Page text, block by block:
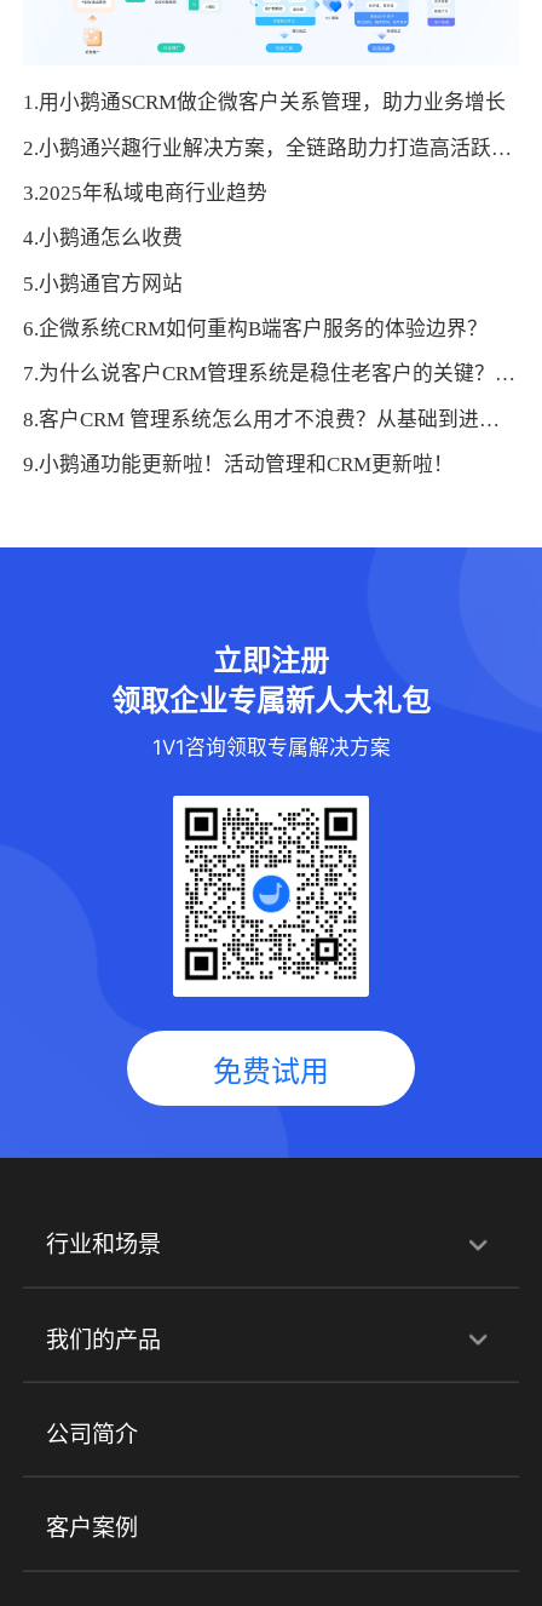
1.用小鹅通SCRM做企微客户关系管理，助力业务增长
2.小鹅通兴趣行业解决方案，全链路助力打造高活跃用户生态！
3.2025年私域电商行业趋势
4.小鹅通怎么收费
5.小鹅通官方网站
6.企微系统CRM如何重构B端客户服务的体验边界？
7.为什么说客户CRM管理系统是稳住老客户的关键？答案藏在细节
8.客户CRM 管理系统怎么用才不浪费？从基础到进阶的思路
9.小鹅通功能更新啦！活动管理和CRM更新啦！
立即注册
领取企业专属新人大礼包
1V1咨询领取专属解决方案
免费试用
行业和场景
行业解决方案
培训机构 职业技能培训 兴趣培训
金融行业
我们的产品
产品
小程序商城 ERP 企微SCRM
社群圈子
公司简介
客户案例